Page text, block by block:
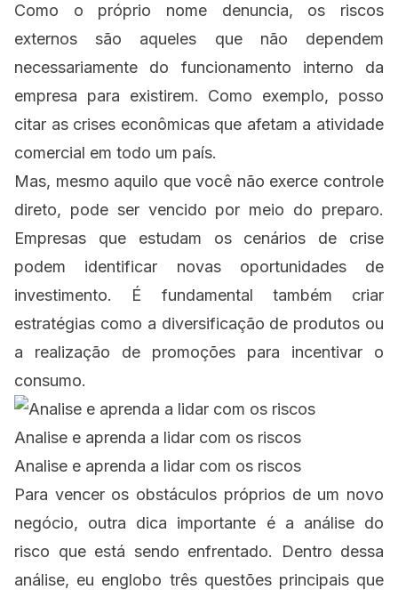
Como o próprio nome denuncia, os riscos
externos são aqueles que não dependem
necessariamente do funcionamento interno da
empresa para existirem. Como exemplo, posso
citar as crises econômicas que afetam a atividade
comercial em todo um país.
Mas, mesmo aquilo que você não exerce controle
direto, pode ser vencido por meio do preparo.
Empresas que estudam os cenários de crise
podem identificar novas oportunidades de
investimento. É fundamental também criar
estratégias como a diversificação de produtos ou
a realização de promoções para incentivar o
consumo.
Analise e aprenda a lidar com os riscos
Analise e aprenda a lidar com os riscos
Para vencer os obstáculos próprios de um novo
negócio, outra dica importante é a análise do
risco que está sendo enfrentado. Dentro dessa
análise, eu englobo três questões principais que